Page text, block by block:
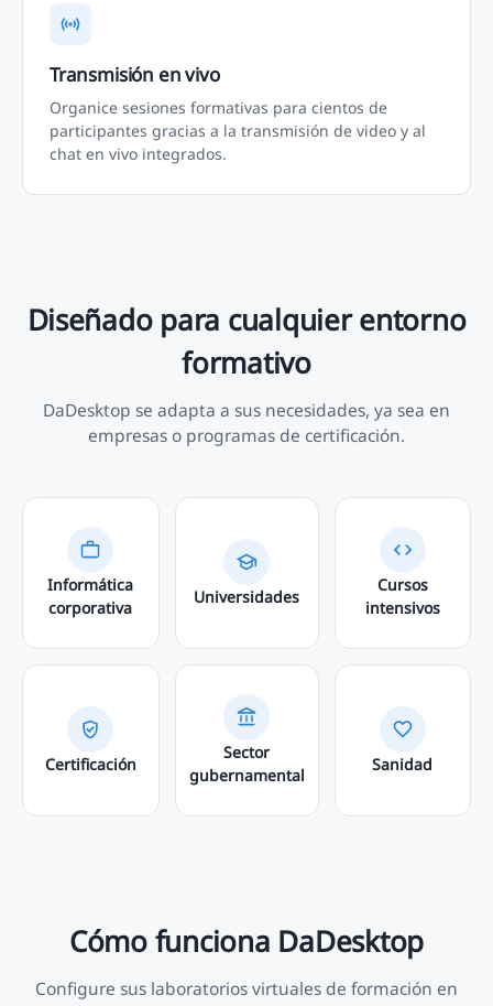
Transmisión en vivo
Organice sesiones formativas para cientos de
participantes gracias a la transmisión de video y al
chat en vivo integrados.
Diseñado para cualquier entorno
formativo
DaDesktop se adapta a sus necesidades, ya sea en
empresas o programas de certificación.
Informática
corporativa
Universidades
Cursos
intensivos
Certificación
Sector
gubernamental
Sanidad
Cómo funciona DaDesktop
Configure sus laboratorios virtuales de formación en